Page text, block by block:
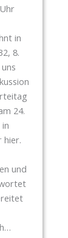
in
8.
24.
hier.
und